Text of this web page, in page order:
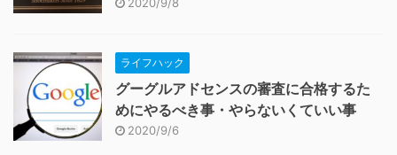
2020/9/8
ライフハック
グーグルアドセンスの審査に合格するた
めにやるべき事・やらないくていい事
2020/9/6